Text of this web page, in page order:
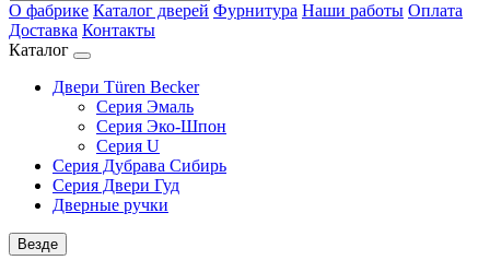
О фабрике Каталог дверей Фурнитура Наши работы Оплата
Доставка Контакты
Каталог
Двери Türen Becker
Серия Эмаль
Серия Эко-Шпон
Серия U
Серия Дубрава Сибирь
Серия Двери Гуд
Дверные ручки
Везде